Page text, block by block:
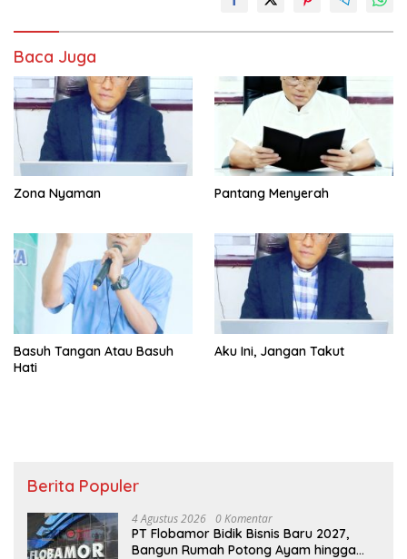
Baca Juga
Zona Nyaman Pantang Menyerah
Basuh Tangan Atau Basuh
Hati
Aku Ini, Jangan Takut
Berita Populer
4 Agustus 2026 0 Komentar
PT Flobamor Bidik Bisnis Baru 2027,
Bangun Rumah Potong Ayam hingga